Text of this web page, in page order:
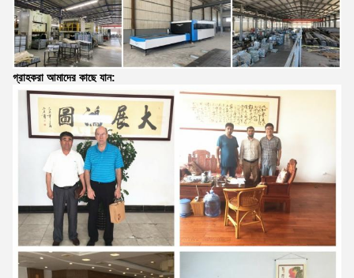
গ্রাহকরা আমাদের কাছে যান: